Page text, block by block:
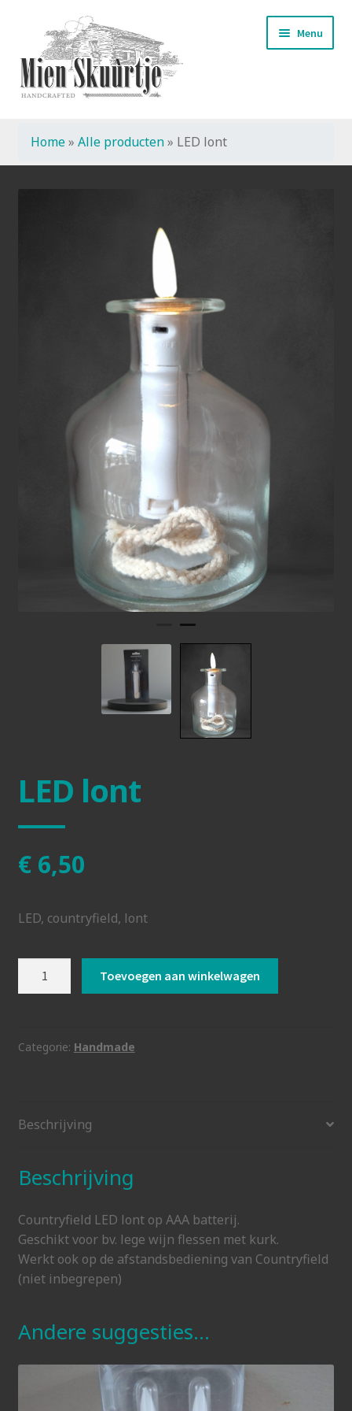
naar
navigatie
de
inhoud
Menu
Start
Home» Alle producten» LED lont
LED lont
€6,50
LED, countryfield, lont
Toevoegen aan winkelwagen
Categorie: Handmade
Beschrijving
Beschrijving
Countryfield LED lont op AAA batterij.
Geschikt voor bv. lege wijn flessen met kurk.
Werkt ook op de afstandsbediening van Countryfield
(niet inbegrepen)
Andere suggesties…